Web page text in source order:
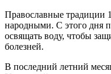
Православные традиции
народными. С этого дня
освящать воду, чтобы
болезней.
В последний летний